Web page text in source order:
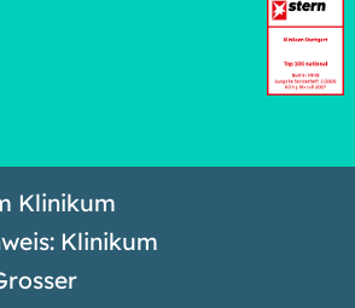
Klinikum
Klinikum